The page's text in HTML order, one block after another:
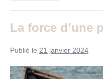
nous
?
La force d’une
Publié le 21 janvier 2024
La